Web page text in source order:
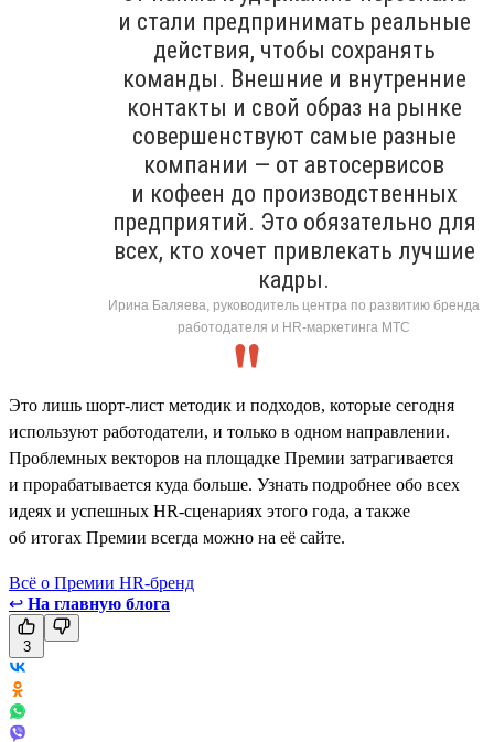
и стали предпринимать реальные
действия, чтобы сохранять
команды. Внешние и внутренние
контакты и свой образ на рынке
совершенствуют самые разные
компании — от автосервисов
и кофеен до производственных
предприятий. Это обязательно для
всех, кто хочет привлекать лучшие
кадры.
Ирина Баляева, руководитель центра по развитию бренда
работодателя и HR-маркетинга МТС
Это лишь шорт-лист методик и подходов, которые сегодня
используют работодатели, и только в одном направлении.
Проблемных векторов на площадке Премии затрагивается
и прорабатывается куда больше. Узнать подробнее обо всех
идеях и успешных HR-сценариях этого года, а также
об итогах Премии всегда можно на её сайте.
Всё о Премии HR-бренд
↩ На главную блога
3